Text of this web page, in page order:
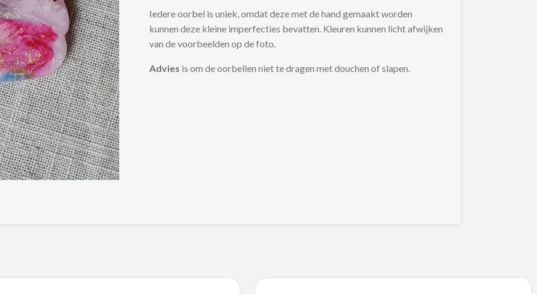
Iedere oorbel is uniek, omdat deze met de hand gemaakt worden
kunnen deze kleine imperfecties bevatten. Kleuren kunnen licht afwijken
van de voorbeelden op de foto.
Advies is om de oorbellen niet te dragen met douchen of slapen.